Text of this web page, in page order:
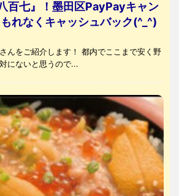
百七』！墨田区PayPayキャン
れなくキャッシュバック(^_^)
んをご紹介します！ 都内でここまで安く野
にないと思うので...